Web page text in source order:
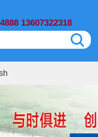
13607322318